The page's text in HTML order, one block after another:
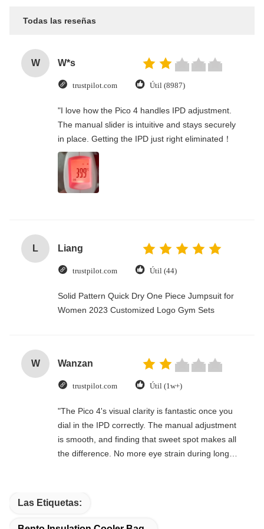
Todas las reseñas
W W*s
trustpilot.com Útil (8987)
"I love how the Pico 4 handles IPD adjustment.
The manual slider is intuitive and stays securely
in place. Getting the IPD just right eliminated！
L Liang
trustpilot.com Útil (44)
Solid Pattern Quick Dry One Piece Jumpsuit for
Women 2023 Customized Logo Gym Sets
W Wanzan
trustpilot.com Útil (1w+)
"The Pico 4's visual clarity is fantastic once you
dial in the IPD correctly. The manual adjustment
is smooth, and finding that sweet spot makes all
the difference. No more eye strain during long
sweet spot makes all the difference. No more eye
Las Etiquetas: